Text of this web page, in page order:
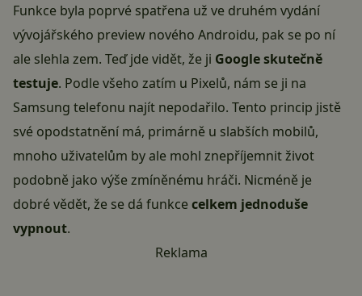
Funkce byla poprvé spatřena už ve druhém vydání
vývojářského preview nového Androidu, pak se po ní
ale slehla zem. Teď jde vidět, že ji Google skutečně
testuje. Podle všeho zatím u Pixelů, nám se ji na
Samsung telefonu najít nepodařilo. Tento princip jistě
své opodstatnění má, primárně u slabších mobilů,
mnoho uživatelům by ale mohl znepříjemnit život
podobně jako výše zmíněnému hráči. Nicméně je
dobré vědět, že se dá funkcecelkem jednoduše
vypnout.
Reklama